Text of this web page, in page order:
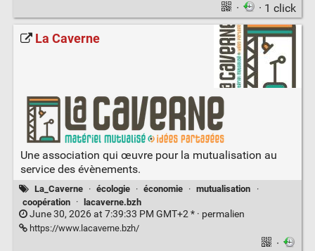
· · 1 click
La Caverne
Une association qui œuvre pour la mutualisation au
service des évènements.
La_Caverne · écologie · économie · mutualisation
·
coopération
· lacaverne.bzh
June 30, 2026 at 7:39:33 PM GMT+2 * · permalien
https://www.lacaverne.bzh/
·